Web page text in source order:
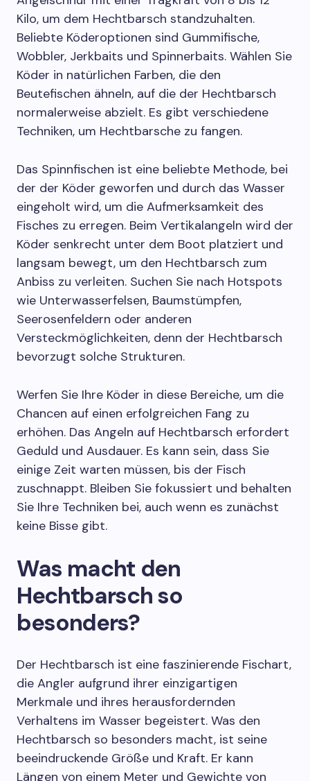
Kilo, um dem Hechtbarsch standzuhalten.
Beliebte Köderoptionen sind Gummifische,
Wobbler, Jerkbaits und Spinnerbaits. Wählen Sie
Köder in natürlichen Farben, die den
Beutefischen ähneln, auf die der Hechtbarsch
normalerweise abzielt. Es gibt verschiedene
Techniken, um Hechtbarsche zu fangen.
Das Spinnfischen ist eine beliebte Methode, bei
der der Köder geworfen und durch das Wasser
eingeholt wird, um die Aufmerksamkeit des
Fisches zu erregen. Beim Vertikalangeln wird der
Köder senkrecht unter dem Boot platziert und
langsam bewegt, um den Hechtbarsch zum
Anbiss zu verleiten. Suchen Sie nach Hotspots
wie Unterwasserfelsen, Baumstümpfen,
Seerosenfeldern oder anderen
Versteckmöglichkeiten, denn der Hechtbarsch
bevorzugt solche Strukturen.
Werfen Sie Ihre Köder in diese Bereiche, um die
Chancen auf einen erfolgreichen Fang zu
erhöhen. Das Angeln auf Hechtbarsch erfordert
Geduld und Ausdauer. Es kann sein, dass Sie
einige Zeit warten müssen, bis der Fisch
zuschnappt. Bleiben Sie fokussiert und behalten
Sie Ihre Techniken bei, auch wenn es zunächst
keine Bisse gibt.
Was macht den
Hechtbarsch so
besonders?
Der Hechtbarsch ist eine faszinierende Fischart,
die Angler aufgrund ihrer einzigartigen
Merkmale und ihres herausfordernden
Verhaltens im Wasser begeistert. Was den
Hechtbarsch so besonders macht, ist seine
beeindruckende Größe und Kraft. Er kann
Längen von einem Meter und Gewichte von